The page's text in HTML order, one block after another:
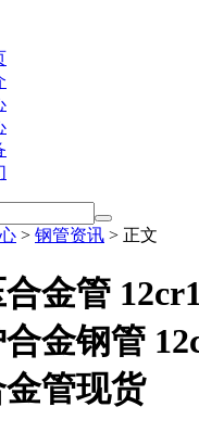
> 钢管资讯 > 正文
金管
金钢管
管现货